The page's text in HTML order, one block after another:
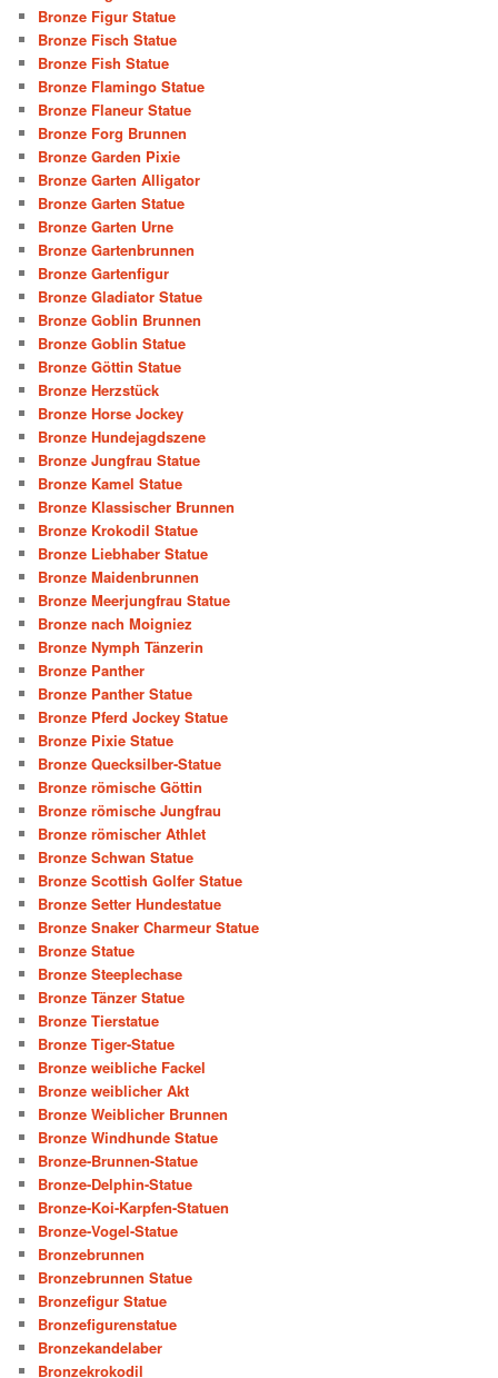
Bronze Figur Statue
Bronze Fisch Statue
Bronze Fish Statue
Bronze Flamingo Statue
Bronze Flaneur Statue
Bronze Forg Brunnen
Bronze Garden Pixie
Bronze Garten Alligator
Bronze Garten Statue
Bronze Garten Urne
Bronze Gartenbrunnen
Bronze Gartenfigur
Bronze Gladiator Statue
Bronze Goblin Brunnen
Bronze Goblin Statue
Bronze Göttin Statue
Bronze Herzstück
Bronze Horse Jockey
Bronze Hundejagdszene
Bronze Jungfrau Statue
Bronze Kamel Statue
Bronze Klassischer Brunnen
Bronze Krokodil Statue
Bronze Liebhaber Statue
Bronze Maidenbrunnen
Bronze Meerjungfrau Statue
Bronze nach Moigniez
Bronze Nymph Tänzerin
Bronze Panther
Bronze Panther Statue
Bronze Pferd Jockey Statue
Bronze Pixie Statue
Bronze Quecksilber-Statue
Bronze römische Göttin
Bronze römische Jungfrau
Bronze römischer Athlet
Bronze Schwan Statue
Bronze Scottish Golfer Statue
Bronze Setter Hundestatue
Bronze Snaker Charmeur Statue
Bronze Statue
Bronze Steeplechase
Bronze Tänzer Statue
Bronze Tierstatue
Bronze Tiger-Statue
Bronze weibliche Fackel
Bronze weiblicher Akt
Bronze Weiblicher Brunnen
Bronze Windhunde Statue
Bronze-Brunnen-Statue
Bronze-Delphin-Statue
Bronze-Koi-Karpfen-Statuen
Bronze-Vogel-Statue
Bronzebrunnen
Bronzebrunnen Statue
Bronzefigur Statue
Bronzefigurenstatue
Bronzekandelaber
Bronzekrokodil